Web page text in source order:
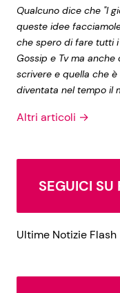
Qualcuno dice che "I
queste idee
che spero di fare tutti
Gossip e Tv ma anche
scrivere e quella che
diventata nel tempo il
Altri articoli →
SEGUICI SU
Ultime Notizie Flash